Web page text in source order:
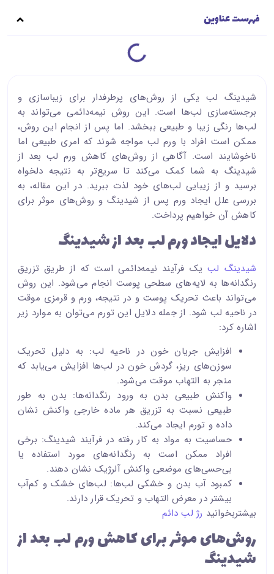
فهرست عناوین
شیدینگ لب یکی از روش‌های پرطرفدار برای زیباسازی و
برجسته‌سازی لب‌ها است. این روش نیمه‌دائمی می‌تواند به
لب‌ها رنگی زیبا و طبیعی ببخشد. اما پس از انجام این روش،
ممکن است افراد با ورم لب مواجه شوند که امری طبیعی اما
ناخوشایند است. آگاهی از روش‌های کاهش ورم لب بعد از
شیدینگ به شما کمک می‌کند تا سریع‌تر به نتیجه دلخواه
برسید و از زیبایی لب‌های خود لذت ببرید. در این مقاله، به
بررسی علل ایجاد ورم پس از شیدینگ و روش‌های موثر برای
کاهش آن خواهیم پرداخت.
دلایل ایجاد ورم لب بعد از شیدینگ
شیدینگ لبیک فرآیند نیمه‌دائمی است که از طریق تزریق
رنگدانه‌ها به لایه‌های سطحی پوست انجام می‌شود. این روش
می‌تواند باعث تحریک پوست و در نتیجه، ورم و قرمزی موقت
در ناحیه لب شود. از جمله دلایل این تورم می‌توان به موارد زیر
اشاره کرد:
افزایش جریان خون در ناحیه لب: به دلیل تحریک
سوزن‌های ریز، گردش خون در لب‌ها افزایش می‌یابد که
منجر به التهاب موقت می‌شود.
واکنش طبیعی بدن به ورود رنگدانه‌ها: بدن به طور
طبیعی نسبت به تزریق هر ماده خارجی واکنش نشان
داده و تورم ایجاد می‌کند.
حساسیت به مواد به کار رفته در فرآیند شیدینگ: برخی
افراد ممکن است به رنگدانه‌های مورد استفاده یا
بی‌حسی‌های موضعی واکنش آلرژیک نشان دهند.
کمبود آب بدن و خشکی لب‌ها: لب‌های خشک و کم‌آب
بیشتر در معرض التهاب و تحریک قرار دارند.
بیشتربخوانید رژ لب دائم
روش‌های موثر برای کاهش ورم لب بعد از
شیدینگ